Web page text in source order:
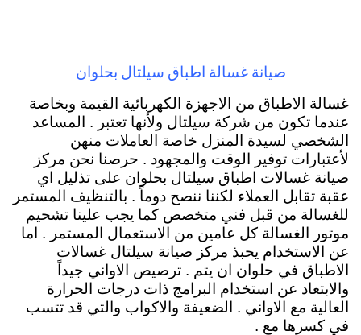
صيانة غسالة اطباق سيلتال بحلوان
غسالة الاطباق من الاجهزة الكهربائية القيمة وبخاصة
عندما تكون من شركة سيلتال ولأنها تعتبر . المساعد
الشخصي لسيدة المنزل خاصة العاملات منهن
لأعتبارات توفير الوقت والمجهود . حرصنا نحن مركز
صيانة غسالات اطباق سيلتال بحلوان على تذليل اي
عقبة تقابل العملاء لكننا ننصح دوماً . بالتنظيف المستمر
للغسالة من قبل فني متخصص كما يجب علينا تشحيم
موتور الغسالة كل عامين من الاستعمال المستمر . اما
عن الاستخدام يحبذ مركز صيانة سيلتال غسالات
الاطباق في حلوان ان يتم . ترصيص الاواني جيداً
والابتعاد عن استخدام البرامج ذات درجات الحرارة
العالية مع الاواني . الضعيفة والاكواب والتي قد تتسب
في كسرها مع .